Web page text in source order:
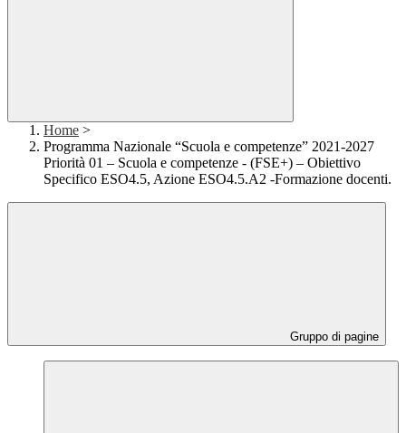
Home >
Programma Nazionale “Scuola e competenze” 2021-2027
Priorità 01 – Scuola e competenze - (FSE+) – Obiettivo
Specifico ESO4.5, Azione ESO4.5.A2 -Formazione docenti.
Gruppo di pagine